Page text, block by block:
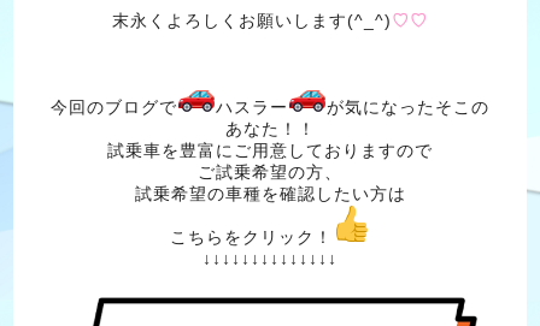
末永くよろしくお願いします(^_^)♡♡
今回のブログで ハスラー
が気になったそこの
あなた！！
試乗車を豊富にご用意しておりますので
ご試乗希望の方、
試乗希望の車種を確認したい方は
こちらをクリック！
↓↓↓↓↓↓↓↓↓↓↓↓↓↓